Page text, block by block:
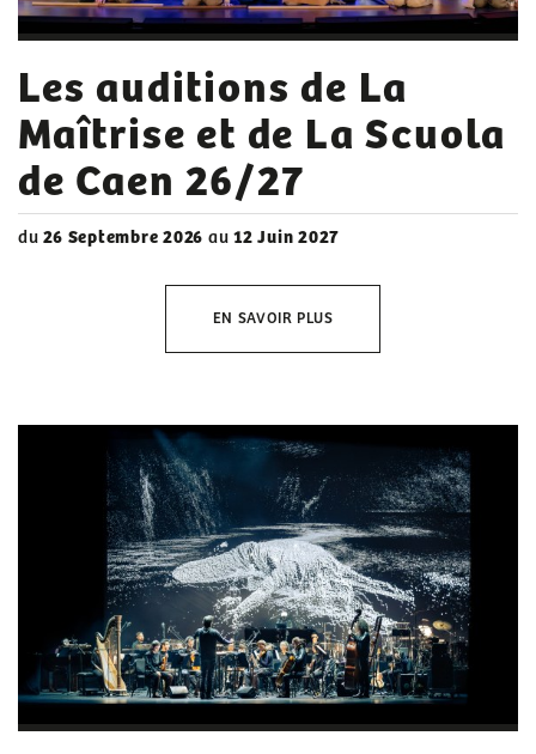
Les auditions de La
Maîtrise et de La Scuola
de Caen 26/27
du26 Septembre 2026 au 12 Juin 2027
EN SAVOIR PLUS